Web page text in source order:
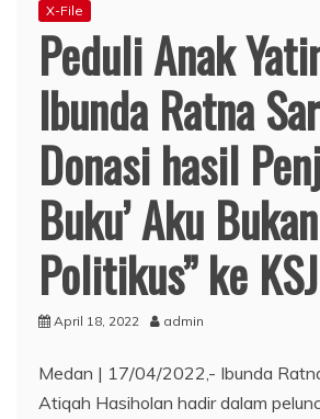
X-File
Peduli Anak
Ibunda Ratna
Donasi hasil
Buku’ Aku Bukan
Politikus” ke KSJ
April 18, 2022 admin
Medan | 17/04/2022,- Ibunda
Atiqah Hasiholan hadir dalam